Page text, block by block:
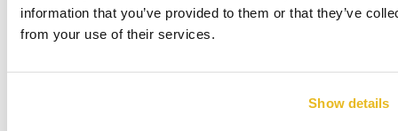
information that you’ve provided to them or that they’ve
from your use of their services.
Show details